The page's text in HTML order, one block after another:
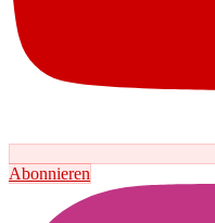
Abonnieren